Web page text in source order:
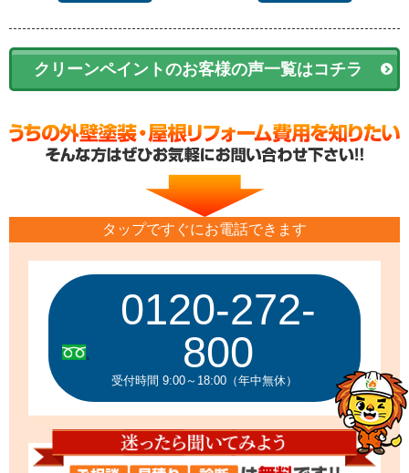
クリーンペイントのお客様の声一覧はコチラ
タップですぐにお電話できます
0120-272-
800
受付時間 9:00～18:00（年中無休）